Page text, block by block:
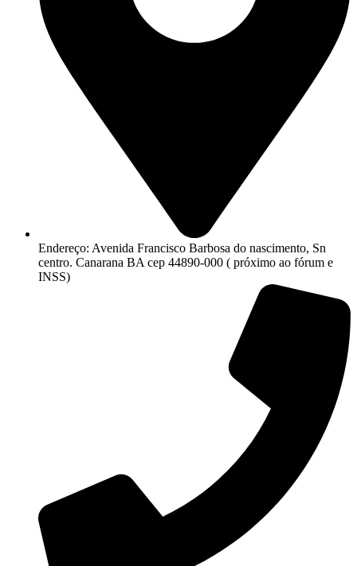
Endereço: Avenida Francisco Barbosa do nascimento, Sn
centro. Canarana BA cep 44890-000 ( próximo ao fórum e
INSS)